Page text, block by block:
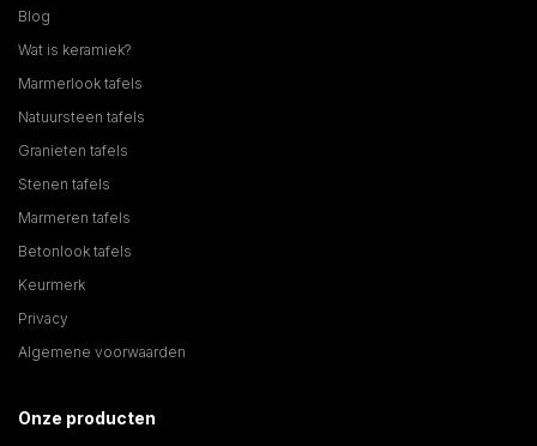
Blog
Wat is keramiek?
Marmerlook tafels
Natuursteen tafels
Granieten tafels
Stenen tafels
Marmeren tafels
Betonlook tafels
Keurmerk
Privacy
Algemene voorwaarden
Onze producten